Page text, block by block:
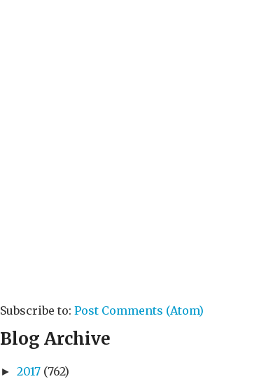
Subscribe to: Post Comments (Atom)
Blog Archive
► 2017 (762)